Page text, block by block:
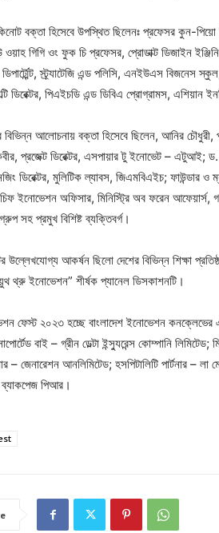
কিনোট বক্তা হিসেবে উপস্থিত ছিলেনঃ প্রফেসর কুন-
গিগি ওং ফুক চি প্রফেসর, প্রোডাক্ট ডিজাইন
স্ট্র্যাটেজি এন্ড পলিসি, এনইউএস বিজনেস
ডিরেক্টর, পিএইচডি এন্ড ডিবিএ প্রোগ্রামস, এশিয়ান
বিভিন্ন আলোচনায় বক্তা হিসেবে ছিলেন, আনির
প্রজেক্ট ডিরেক্টর, এসপায়ার টু ইনোভেট – এটুআই;
ডিরেক্টর, মুলিটিক ল্যাবস, জিএমবিএইচ; ফাউন্ডার ও
ইনোভেশন অফিসার, মিনিস্ট্রি অব ফরেন আফেয়ার্স,
সহ প্রমুখ বিশিষ্ট ব্যক্তিবর্গ।
উল্লেখযোগ্য আকর্ষন ছিলো দেশের বিভিন্ন শিক্ষা
থ্রু ইনোভেশন” শীর্ষক প্যানেল ডিসকাশনটি।
ফেস্ট ২০২৩ হচ্ছে বাংলাদেশ ইনোভেশন
বাই – গ্রীন ডেল্টা ইন্স্যুরেন্স কোম্পানি
– জেনারেশন আনলিমিটেড; হসপিটালিটি পার্টনার –
ব্যাকপেজ পিআর।